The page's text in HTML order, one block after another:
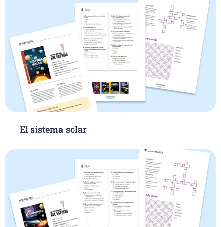
El sistema solar